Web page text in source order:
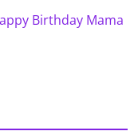
Happy Birthday Mama